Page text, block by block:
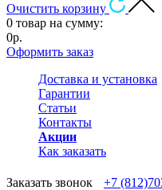
Очистить корзину
0 товар на сумму:
0р.
Оформить заказ
Доставка и установка
Гарантии
Статьи
Контакты
Акции
Как заказать
Заказать звонок +7